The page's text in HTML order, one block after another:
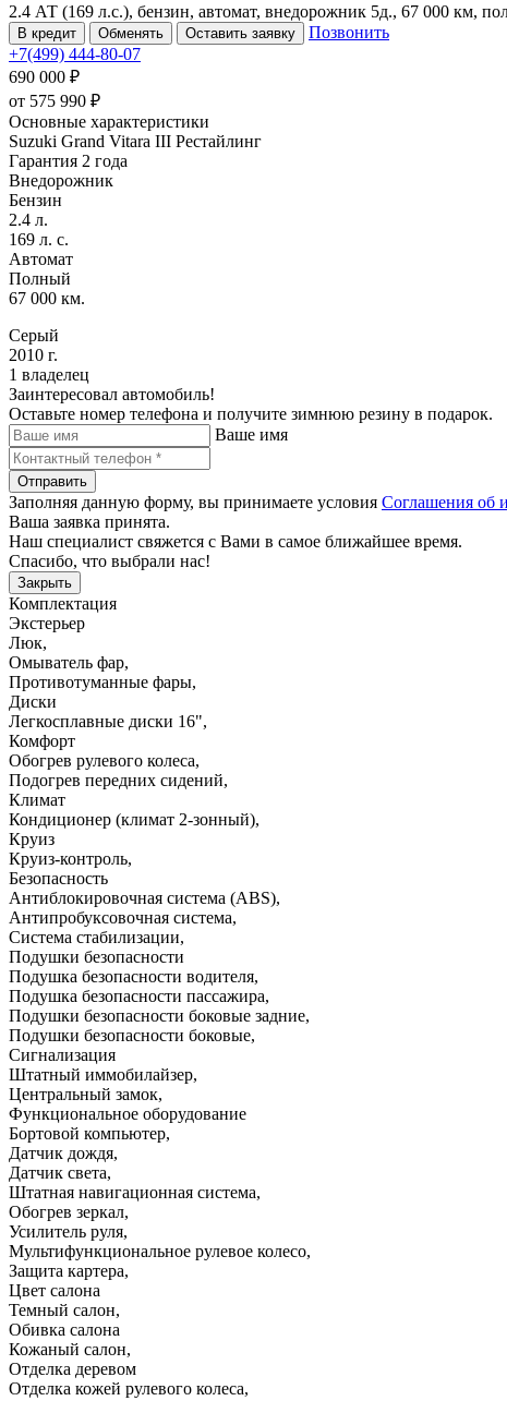
2.4 АТ (169 л.с.), бензин, автомат, внедорожник 5д., 67 000 км,
В кредит Обменять Оставить заявку
Позвонить
+7(499) 444-80-07
690 000 ₽
от 575 990 ₽
Основные характеристики
Suzuki Grand Vitara III Рестайлинг
Гарантия 2 года
Внедорожник
Бензин
2.4 л.
169 л. с.
Автомат
Полный
67 000 км.
Серый
2010 г.
1 владелец
Заинтересовал автомобиль!
Оставьте номер телефона и получите зимнюю резину в подарок.
Ваше имя
Отправить
Заполняя данную форму, вы принимаете условия Соглашения об
Ваша заявка принята.
Наш специалист свяжется с Вами в самое ближайшее время.
Спасибо, что выбрали нас!
Закрыть
Комплектация
Экстерьер
Люк,
Омыватель фар,
Противотуманные фары,
Диски
Легкосплавные диски 16",
Комфорт
Обогрев рулевого колеса,
Подогрев передних сидений,
Климат
Кондиционер (климат 2-зонный),
Круиз
Круиз-контроль,
Безопасность
Антиблокировочная система (ABS),
Антипробуксовочная система,
Система стабилизации,
Подушки безопасности
Подушка безопасности водителя,
Подушка безопасности пассажира,
Подушки безопасности боковые задние,
Подушки безопасности боковые,
Сигнализация
Штатный иммобилайзер,
Центральный замок,
Функциональное оборудование
Бортовой компьютер,
Датчик дождя,
Датчик света,
Штатная навигационная система,
Обогрев зеркал,
Усилитель руля,
Мультифункциональное рулевое колесо,
Защита картера,
Цвет салона
Темный салон,
Обивка салона
Кожаный салон,
Отделка деревом
Отделка кожей рулевого колеса,